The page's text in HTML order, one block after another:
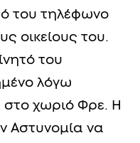
του τηλέφωνο
οικείους του.
του
λόγω
στο χωριό Φρε. Η
Αστυνομία να